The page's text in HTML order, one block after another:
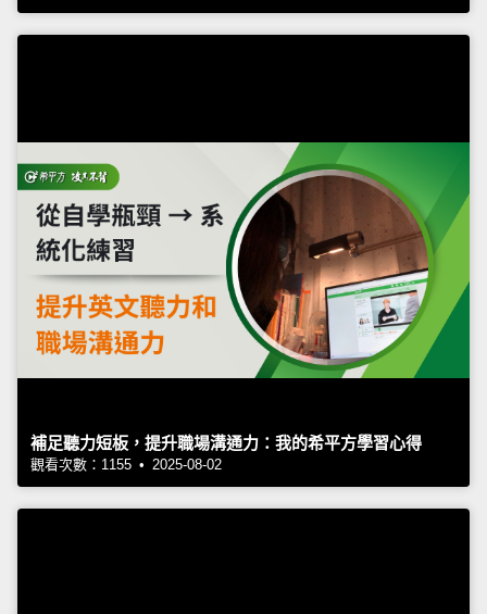
補足聽力短板，提升職場溝通力：我的希平方學習心得
觀看次數：1155 • 2025-08-02